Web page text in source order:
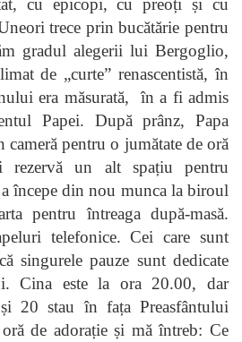
trece prin bucătărie pentru
gradul alegerii lui Bergoglio,
de „curte” renascentistă, în
era măsurată, în a fi admis
Papei. După prânz, Papa
cameră pentru o jumătate de oră
un alt spațiu pentru
începe din nou munca la biroul
pentru întreaga după-masă.
telefonice. Cei care sunt
singurele pauze sunt dedicate
Cina este la ora 20.00, dar
20 stau în fața Preasfântului
de adorație și mă întreb: Ce